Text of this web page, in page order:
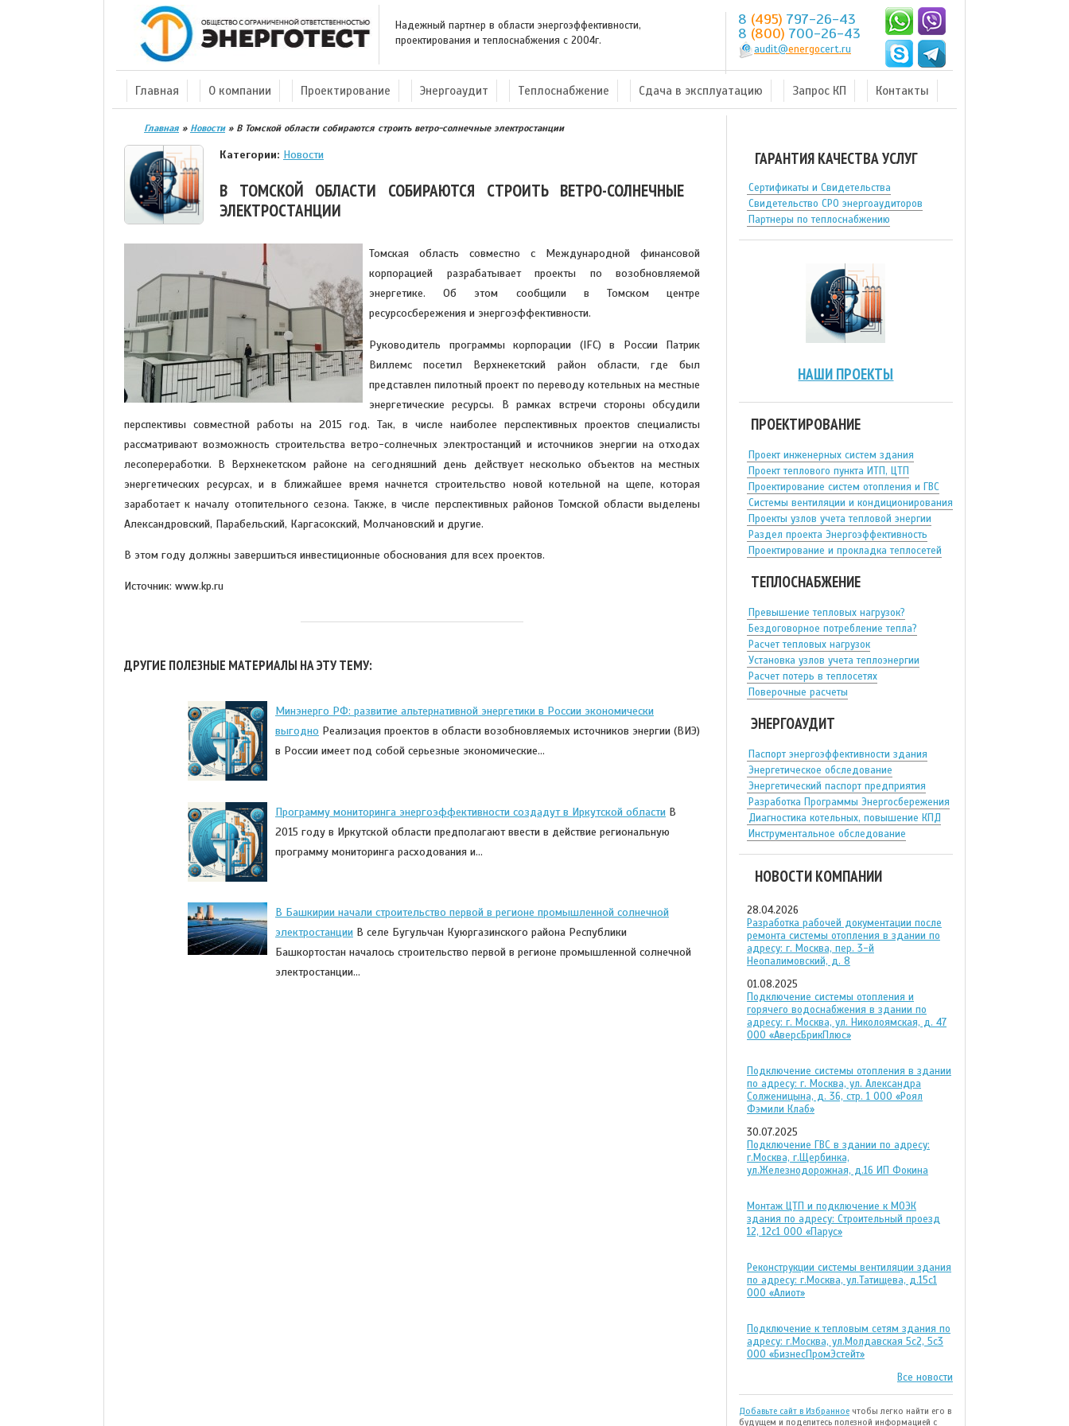
Надежный партнер в области энергоэффективности,
проектирования и теплоснабжения с 2004г.
8 (495) 797-26-43
8 (800) 700-26-43
audit@energocert.ru
Главная О компании Проектирование Энергоаудит Теплоснабжение Сдача в эксплуатацию Запрос КП Контакты
Главная » Новости» В Томской области собираются строить ветро-солнечные электростанции
Категории: Новости
В ТОМСКОЙ ОБЛАСТИ СОБИРАЮТСЯ СТРОИТЬ ВЕТРО-СОЛНЕЧНЫЕ
ЭЛЕКТРОСТАНЦИИ
Томская область совместно с Международной финансовой
корпорацией разрабатывает проекты по возобновляемой
энергетике. Об этом сообщили в Томском центре
ресурсосбережения и энергоэффективности.
Руководитель программы корпорации (IFC) в России Патрик
Виллемс посетил Верхнекетский район области, где был
представлен пилотный проект по переводу котельных на местные
энергетические ресурсы. В рамках встречи стороны обсудили
перспективы совместной работы на 2015 год. Так, в числе наиболее перспективных проектов специалисты
рассматривают возможность строительства ветро-солнечных электростанций и источников энергии на отходах
лесопереработки. В Верхнекетском районе на сегодняшний день действует несколько объектов на местных
энергетических ресурсах, и в ближайшее время начнется строительство новой котельной на щепе, которая
заработает к началу отопительного сезона. Также, в числе перспективных районов Томской области выделены
Александровский, Парабельский, Каргасокский, Молчановский и другие.
В этом году должны завершиться инвестиционные обоснования для всех проектов.
Источник: www.kp.ru
ДРУГИЕ ПОЛЕЗНЫЕ МАТЕРИАЛЫ НА ЭТУ ТЕМУ:
Минэнерго РФ: развитие альтернативной энергетики в России экономически
выгодно Реализация проектов в области возобновляемых источников энергии (ВИЭ)
в России имеет под собой серьезные экономические…
Программу мониторинга энергоэффективности создадут в Иркутской области В
2015 году в Иркутской области предполагают ввести в действие региональную
программу мониторинга расходования и…
В Башкирии начали строительство первой в регионе промышленной солнечной
электростанции В селе Бугульчан Куюргазинского района Республики
Башкортостан началось строительство первой в регионе промышленной солнечной
электростанции…
ГАРАНТИЯ КАЧЕСТВА УСЛУГ
Сертификаты и Свидетельства
Свидетельство СРО энергоаудиторов
Партнеры по теплоснабжению
НАШИ ПРОЕКТЫ
ПРОЕКТИРОВАНИЕ
Проект инженерных систем здания
Проект теплового пункта ИТП, ЦТП
Проектирование систем отопления и ГВС
Системы вентиляции и кондиционирования
Проекты узлов учета тепловой энергии
Раздел проекта Энергоэффективность
Проектирование и прокладка теплосетей
ТЕПЛОСНАБЖЕНИЕ
Превышение тепловых нагрузок?
Бездоговорное потребление тепла?
Расчет тепловых нагрузок
Установка узлов учета теплоэнергии
Расчет потерь в теплосетях
Поверочные расчеты
ЭНЕРГОАУДИТ
Паспорт энергоэффективности здания
Энергетическое обследование
Энергетический паспорт предприятия
Разработка Программы Энергосбережения
Диагностика котельных, повышение КПД
Инструментальное обследование
НОВОСТИ КОМПАНИИ
28.04.2026
Разработка рабочей документации после
ремонта системы отопления в здании по
адресу: г. Москва, пер. 3-й
Неопалимовский, д. 8
01.08.2025
Подключение системы отопления и
горячего водоснабжения в здании по
адресу: г. Москва, ул. Николоямская, д. 47
ООО «АверсБрикПлюс»
Подключение системы отопления в здании
по адресу: г. Москва, ул. Александра
Солженицына, д. 36, стр. 1 ООО «Роял
Фэмили Клаб»
30.07.2025
Подключение ГВС в здании по адресу:
г.Москва, г.Щербинка,
ул.Железнодорожная, д.16 ИП Фокина
Монтаж ЦТП и подключение к МОЭК
здания по адресу: Строительный проезд
12, 12с1 ООО «Парус»
Реконструкции системы вентиляции здания
по адресу: г.Москва, ул.Татищева, д.15с1
ООО «Алиот»
Подключение к тепловым сетям здания по
адресу: г.Москва, ул.Молдавская 5с2, 5с3
ООО «БизнесПромЭстейт»
Все новости
Добавьте сайт в Избранноечтобы легко найти его в
будущем и поделитесь полезной информацией с